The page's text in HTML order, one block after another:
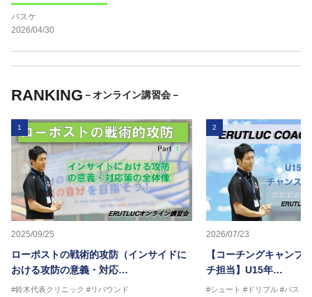
バスケ
2026/04/30
RANKING －オンライン講習会－
1
2025/09/25
ローポストの戦術的攻防（インサイドに
おける攻防の意義・対応…
#鈴木代表クリニック #リバウンド
2
2026/07/23
【コーチングキャンプ
チ担当】U15年…
#シュート #ドリブル #パス